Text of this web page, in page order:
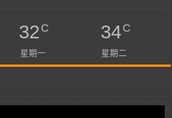
32C
星期一
34C
星期二